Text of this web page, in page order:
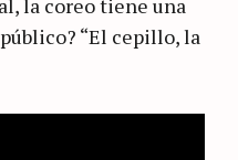
la coreo tiene una
“El cepillo, la